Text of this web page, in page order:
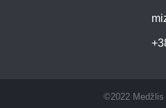
©2022 Medžlis